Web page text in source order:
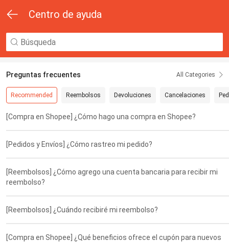
Centro de ayuda
Preguntas frecuentes All Categories
Recommended Reembolsos Devoluciones Cancelaciones
[Compra en Shopee] ¿Cómo hago una compra en Shopee?
[Pedidos y Envíos] ¿Cómo rastreo mi pedido?
[Reembolsos] ¿Cómo agrego una cuenta bancaria para recibir mi
reembolso?
[Reembolsos] ¿Cuándo recibiré mi reembolso?
[Compra en Shopee] ¿Qué beneficios ofrece el cupón para nuevos